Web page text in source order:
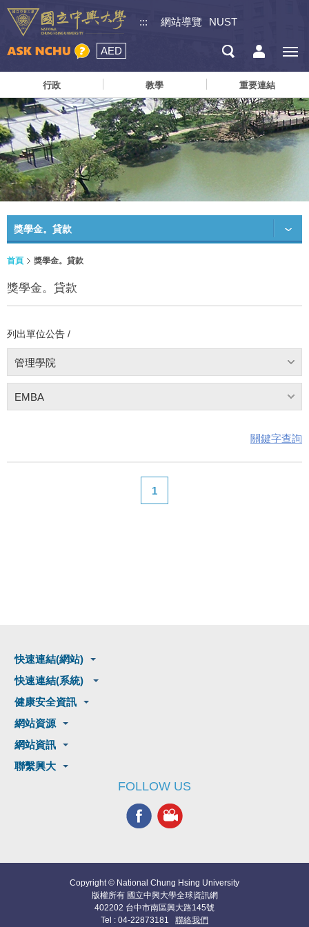
::: 網站導覽 NUST
AED
行政 教學 重要連結
獎學金。貸款
首頁 獎學金。貸款
獎學金。貸款
列出單位公告 /
管理學院
EMBA
關鍵字查詢
1
快速連結(網站)
快速連結(系統)
健康安全資訊
網站資源
網站資訊
聯繫興大
FOLLOW US
Copyright © National Chung Hsing University
版權所有 國立中興大學全球資訊網
402202 台中市南區興大路145號
Tel : 04-22873181 聯絡我們